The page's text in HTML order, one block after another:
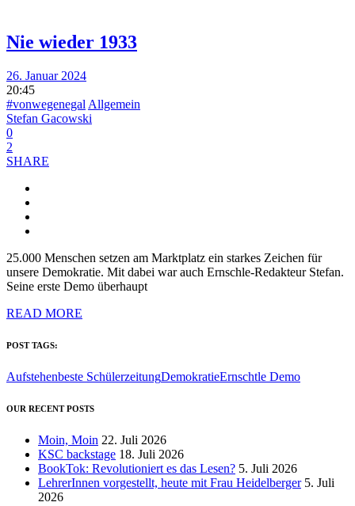
Nie wieder 1933
26. Januar 2024
20:45
#vonwegenegal Allgemein
Stefan Gacowski
0
2
SHARE
25.000 Menschen setzen am Marktplatz ein starkes Zeichen für
unsere Demokratie. Mit dabei war auch Ernschle-Redakteur Stefan.
Seine erste Demo überhaupt
READ MORE
POST TAGS:
Aufstehenbeste SchülerzeitungDemokratieErnschtle Demo
OUR RECENT POSTS
Moin, Moin 22. Juli 2026
KSC backstage 18. Juli 2026
BookTok: Revolutioniert es das Lesen? 5. Juli 2026
LehrerInnen vorgestellt, heute mit Frau Heidelberger 5. Juli
2026